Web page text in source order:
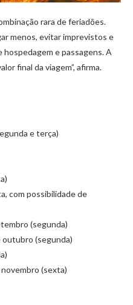
rara de feriadões.
menos, evitar imprevistos e
e passagens. A
final da viagem”, afirma.
e terça)
com possibilidade de
(segunda)
outubro (segunda)
(sexta)